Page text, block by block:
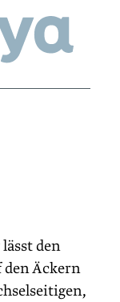
den
Äckern